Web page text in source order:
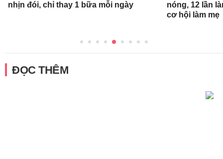
nhịn đói, chỉ thay 1 bữa mỗi ngày
nóng, 12 lần
cơ hội làm mẹ
ĐỌC THÊM